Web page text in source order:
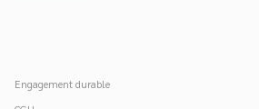
Engagement durable